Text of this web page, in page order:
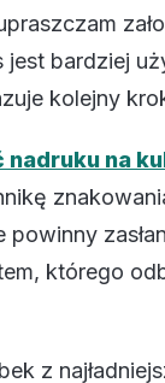
bardziej
kolejny
nadruku na
powinny
którego
z